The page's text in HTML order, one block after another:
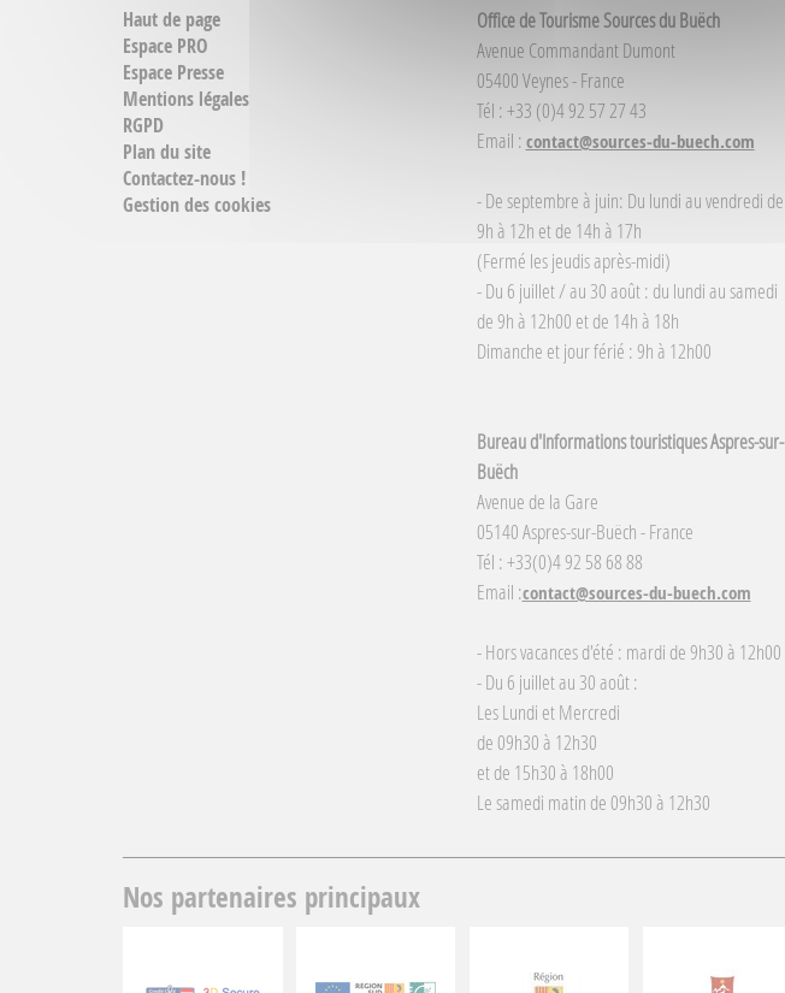
Haut de page
Espace PRO
Espace Presse
Mentions légales
RGPD
Plan du site
Contactez-nous !
Gestion des cookies
Office de Tourisme Sources du Buëch
Avenue Commandant Dumont
05400 Veynes - France
Tél : +33 (0)4 92 57 27 43
Email :contact@sources-du-buech.com
- De septembre à juin: Du lundi au vendredi de
9h à 12h et de 14h à 17h
(Fermé les jeudis après-midi)
- Du 6 juillet / au 30 août : du lundi au samedi
de 9h à 12h00 et de 14h à 18h
Dimanche et jour férié : 9h à 12h00
Bureau d'Informations touristiques Aspres-sur-
Buëch
Avenue de la Gare
05140 Aspres-sur-Buëch - France
Tél : +33(0)4 92 58 68 88
Email :contact@sources-du-buech.com
- Hors vacances d'été : mardi de 9h30 à 12h00
- Du 6 juillet au 30 août :
Les Lundi et Mercredi
de 09h30 à 12h30
et de 15h30 à 18h00
Le samedi matin de 09h30 à 12h30
Nos partenaires principaux